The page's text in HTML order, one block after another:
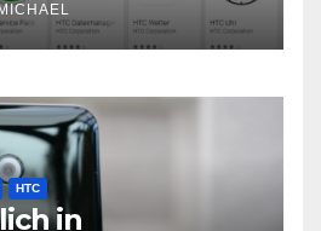
MICHAEL
HTC
in